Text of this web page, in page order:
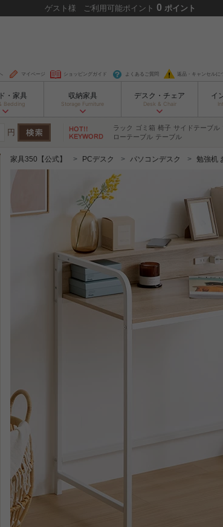
ゲスト 様 ご利用可能ポイント 0 ポイント
マイページ ショッピングガイド よくあるご質問 返品・キャンセルに
・家具
Bedding
収納家具
Storage Furniture
デスク・チェア
Desk & Chair
イ
円 ラック ゴミ箱 椅子 サイドテーブル
ローテーブル テーブル
家具350【公式】 PCデスク パソコンデスク 勉強机